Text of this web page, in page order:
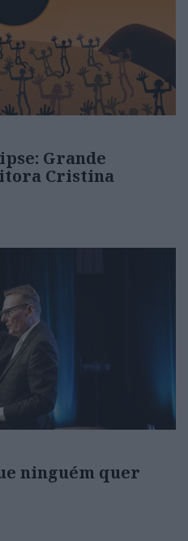
Grande
Cristina
ninguém quer